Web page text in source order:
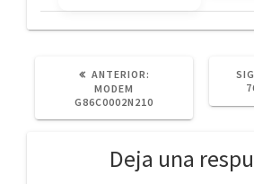
ANTERIOR:
MODEM
G86C0002N210
Deja una